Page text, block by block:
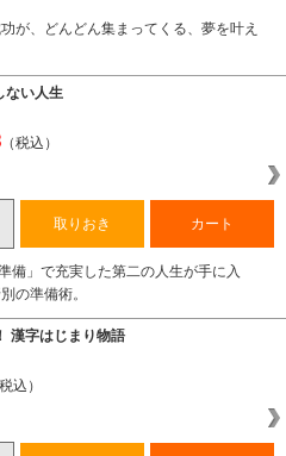
が、どんどん集まってくる、夢を叶え
ない人生
（税込）
取りおき カート
備」で充実した第二の人生が手に入
の準備術。
漢字はじまり物語
税込）